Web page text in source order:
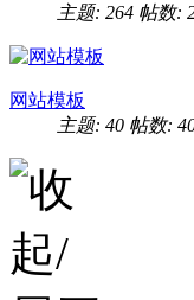
主题: 264 帖数:
网站模板
主题: 40 帖数: